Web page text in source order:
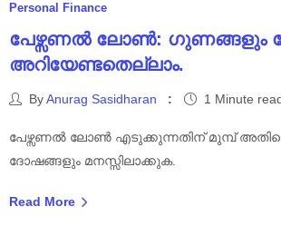
Personal Finance
പേഴ്സണൽ ലോൺ: ഗുണങ്ങളും
അറിയേണ്ടതെല്ലാം.
ByAnurag Sasidharan 1 Minute
പേഴ്സണൽ ലോൺ എടുക്കുന്നതിന് മുമ്പ്
ദോഷങ്ങളും മനസ്സിലാക്കുക.
Read More